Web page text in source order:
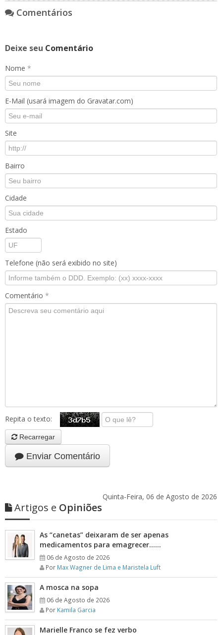
Comentários
Deixe seu Comentário
Nome *
E-Mail (usará imagem do Gravatar.com)
Site
Bairro
Cidade
Estado
Telefone (não será exibido no site)
Comentário *
Repita o texto:
Recarregar
Enviar Comentário
Quinta-Feira, 06 de Agosto de 2026
Artigos e Opiniões
As “canetas” deixaram de ser apenas
medicamentos para emagrecer……
06 de Agosto de 2026
Por Max Wagner de Lima e Maristela Luft
A mosca na sopa
06 de Agosto de 2026
Por Kamila Garcia
Marielle Franco se fez verbo